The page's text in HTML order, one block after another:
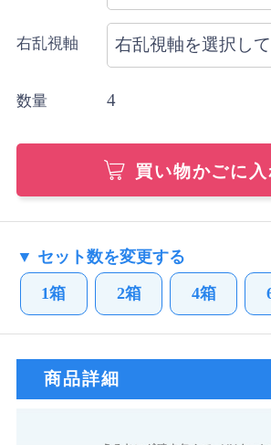
右乱視軸
数量 4
買い物かごに入
▼ セット数を変更する
1箱 2箱 4箱
商品詳細